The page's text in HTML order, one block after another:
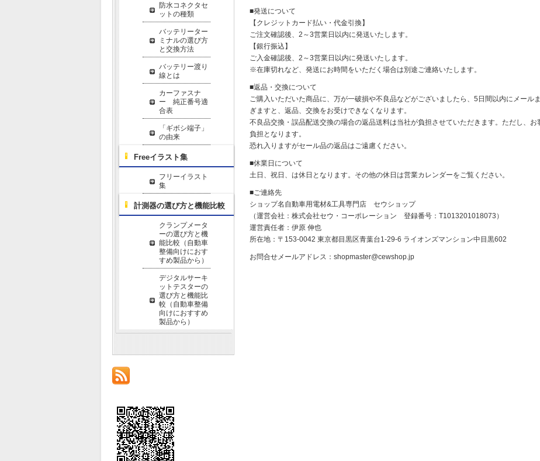
■発送について
【クレジットカード払い・代金引換】
ご注文確認後、2～3営業日以内に発送いたします。
【銀行振込】
ご入金確認後、2～3営業日以内に発送いたします。
※在庫切れなど、発送にお時間をいただく場合は別途ご連絡いたします。
■返品・交換について
ご購入いただいた商品に、万が一破損や不良品などがございましたら、5日間以内にメール
ぎますと、返品、交換をお受けできなくなります。
不良品交換・誤品配送交換の場合の返品送料は当社が負担させていただきます。ただし、
負担となります。
恐れ入りますがセール品の返品はご遠慮ください。
■休業日について
土日、祝日、は休日となります。その他の休日は営業カレンダーをご覧ください。
■ご連絡先
ショップ名自動車用電材&工具専門店 セウショップ
（運営会社：株式会社セウ・コーポレーション 登録番号：T1013201018073）
運営責任者：伊原 伸也
所在地：〒153-0042 東京都目黒区青葉台1-29-6 ライオンズマンション中目黒602
お問合せメールアドレス： shopmaster@cewshop.jp
防水コネクタセ
ットの種類
バッテリーター
ミナルの選び方
と交換方法
バッテリー渡り
線とは
カーファスナ
ー 純正番号適
合表
「ギボシ端子」
の由来
Freeイラスト集
フリーイラスト
集
計測器の選び方と機能比較
クランプメータ
ーの選び方と機
能比較（自動車
整備向けにおす
すめ製品から）
デジタルサーキ
ットテスターの
選び方と機能比
較（自動車整備
向けにおすすめ
製品から）